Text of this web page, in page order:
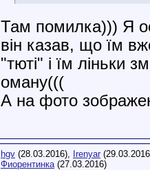
Там помилка))) Я
він казав, що їм
"тюті" і їм ліньки
оману(((
А на фото
hgv (28.03.2016), Irenyar
Фиорентинка(27.03.2016)